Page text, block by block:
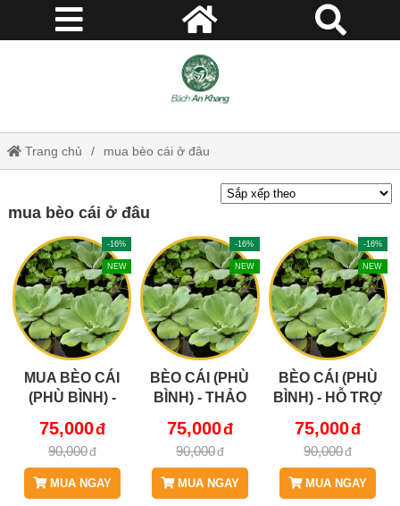
Trang chủ mua bèo cái ở đâu
mua bèo cái ở đâu
-16%
NEW
MUA BÈO CÁI
(PHÙ BÌNH) -
BÁCH AN
KHANG JD329
BEOCAI V2
75,000
90,000
MUA NGAY
-16%
NEW
BÈO CÁI (PHÙ
BÌNH) - THẢO
KHANG JD329
BEOCAI
75,000
90,000
MUA NGAY
-16%
NEW
BÈO CÁI (PHÙ
BÌNH) - HỖ TRỢ
SUYỄN,
ECZEMA, VIÊM
DA CƠ ĐỊA, VIÊM
XOANG, TRĨ
75,000
90,000
MUA NGAY